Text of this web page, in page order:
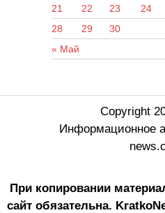
« Май
21
22 23 24
28
29 30
Copyright
Информационное
При копировании
сайт обязательна.